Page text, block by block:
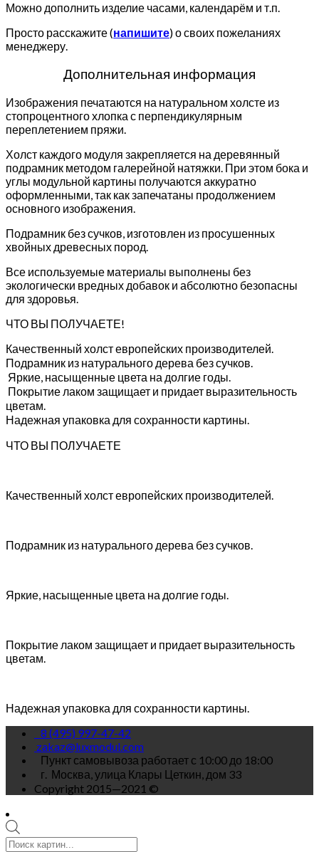
Можно дополнить изделие часами, календарём и т.п.
Просто расскажите (напишите) о своих пожеланиях
менеджеру.
Дополнительная информация
Изображения печатаются на натуральном холсте из
стопроцентного хлопка с перпендикулярным
переплетением пряжи.
Холст каждого модуля закрепляется на деревянный
подрамник методом галерейной натяжки. При этом бока и
углы модульной картины получаются аккуратно
оформленными, так как запечатаны продолжением
основного изображения.
Подрамник без сучков, изготовлен из просушенных
хвойных древесных пород.
Все используемые материалы выполнены без
экологически вредных добавок и абсолютно безопасны
для здоровья.
ЧТО ВЫ ПОЛУЧАЕТЕ!
Качественный холст европейских производителей.
Подрамник из натурального дерева без сучков.
Яркие, насыщенные цвета на долгие годы.
Покрытие лаком защищает и придает выразительность
цветам.
Надежная упаковка для сохранности картины.
ЧТО ВЫ ПОЛУЧАЕТЕ
Качественный холст европейских производителей.
Подрамник из натурального дерева без сучков.
Яркие, насыщенные цвета на долгие годы.
Покрытие лаком защищает и придает выразительность
цветам.
Надежная упаковка для сохранности картины.
8 (495) 997-47-42
zakaz@luxmodul.com
Пункт самовывоза работает с 10:00 до 18:00
г. Москва, улица Клары Цеткин, дом 33
Copyright 2015—2021 ©
Поиск